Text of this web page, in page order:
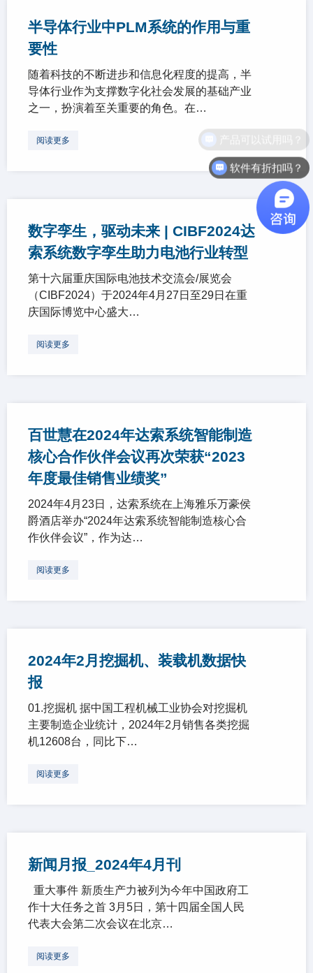
半导体行业中PLM系统的作用与重
要性
随着科技的不断进步和信息化程度的提高，半
导体行业作为支撑数字化社会发展的基础产业
之一，扮演着至关重要的角色。在…
阅读更多
数字孪生，驱动未来 | CIBF2024达
索系统数字孪生助力电池行业转型
第十六届重庆国际电池技术交流会/展览会
（CIBF2024）于2024年4月27日至29日在重
庆国际博览中心盛大…
阅读更多
百世慧在2024年达索系统智能制造
核心合作伙伴会议再次荣获“2023
年度最佳销售业绩奖”
2024年4月23日，达索系统在上海雅乐万豪侯
爵酒店举办“2024年达索系统智能制造核心合
作伙伴会议”，作为达…
阅读更多
2024年2月挖掘机、装载机数据快
报
01.挖掘机 据中国工程机械工业协会对挖掘机
主要制造企业统计，2024年2月销售各类挖掘
机12608台，同比下…
阅读更多
新闻月报_2024年4月刊
重大事件 新质生产力被列为今年中国政府工
作十大任务之首 3月5日，第十四届全国人民
代表大会第二次会议在北京…
阅读更多
软件有折扣吗？